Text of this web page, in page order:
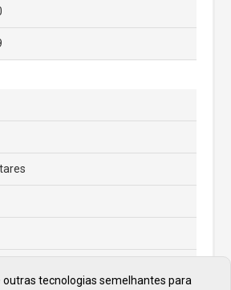
outras tecnologias semelhantes para